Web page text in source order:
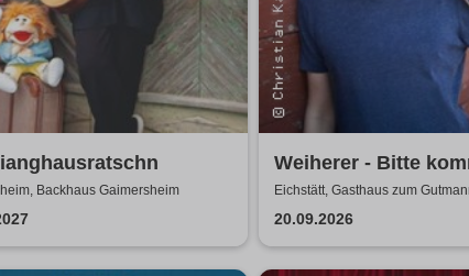
Backhaus Gaimersheim
Weiherer - Bitte
brauche Geld
Eichstätt, Gasthaus zum
20.09.2026